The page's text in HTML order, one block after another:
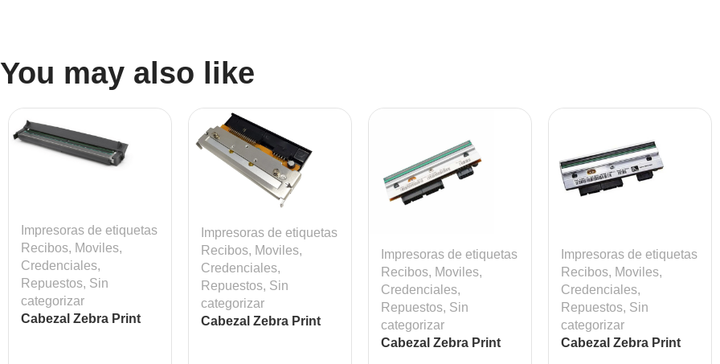
You may also like
Impresoras de etiquetas
Recibos, Moviles,
Credenciales,
Repuestos, Sin
categorizar
Cabezal Zebra Print
Impresoras de etiquetas
Recibos, Moviles,
Credenciales,
Repuestos, Sin
categorizar
Cabezal Zebra Print
Impresoras de etiquetas
Recibos, Moviles,
Credenciales,
Repuestos, Sin
categorizar
Cabezal Zebra Print
Impresoras de etiquetas
Recibos, Moviles,
Credenciales,
Repuestos, Sin
categorizar
Cabezal Zebra Print